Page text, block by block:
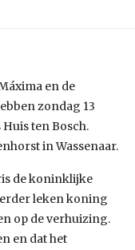
en de
zondag 13
ten Bosch.
in Wassenaar.
de koninklijke
leken koning
op de verhuizing.
en dat het